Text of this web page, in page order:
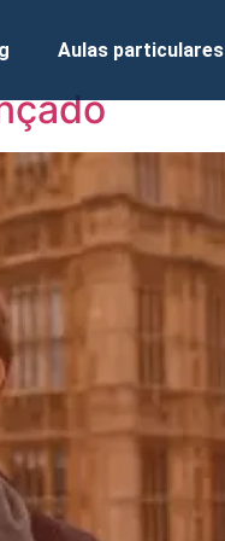
Aulas particulares